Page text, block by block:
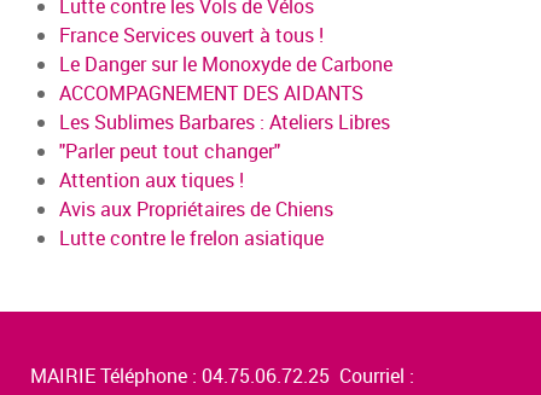
Lutte contre les Vols de Vélos
France Services ouvert à tous !
Le Danger sur le Monoxyde de Carbone
ACCOMPAGNEMENT DES AIDANTS
Les Sublimes Barbares : Ateliers Libres
"Parler peut tout changer"
Attention aux tiques !
Avis aux Propriétaires de Chiens
Lutte contre le frelon asiatique
MAIRIE Téléphone : 04.75.06.72.25 Courriel :